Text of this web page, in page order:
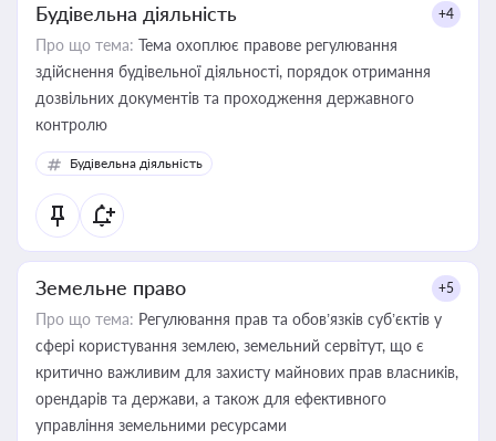
Будівельна діяльність +4
Про що тема: Тема охоплює правове регулювання
здійснення будівельної діяльності, порядок отримання
дозвільних документів та проходження державного
контролю
Будівельна діяльність
Земельне право +5
Про що тема: Регулювання прав та обов’язків суб’єктів у
сфері користування землею, земельний сервітут, що є
критично важливим для захисту майнових прав власників,
орендарів та держави, а також для ефективного
управління земельними ресурсами